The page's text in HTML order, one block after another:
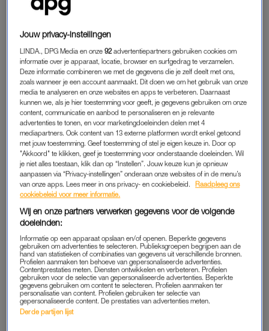
BODYCAMS
Vorig jaar werd er al een proef gedaan, nu worden de
bodycamsin veertig Dirk-supermarkten ingezet.
Supermarktmedewerkers krijgen te vaak te maken met
dreigende situaties. Volgens Huizing zullen de camera’s
incidenten voorkomen. Medewerkers kunnen de bodycam
aanzetten wanneer er sprake is van een dreigende situatie. De
bodycam neemt zowel beeld als geluid op. Indien nodig kan
dit worden doorgespeeld naar de politie.
Aan de buitenkant zit een scherm. Hierop zien de gefilmde
personen zichzelf direct terug. Mensen realiseren zich hun
door het te zien, aldus Dirk. Daarom zou dit type bodycam
meer incidenten voorkomen dan met een standaard variant.
Wanneer een klant wordt opgenomen, zal de
winkelmedewerker dit aangeven.
Meer agressie in
Jouw privacy-instellingen
LINDA., DPG Media en onze92 advertentiepartners gebruiken cookies om
informatie over je apparaat, locatie, browser en surfgedrag te verzamelen.
Deze informatie combineren we met de gegevens die je zelf deelt met ons,
zoals wanneer je een account aanmaakt. Dit doen we om het gebruik van onze
media te analyseren en onze websites en apps te verbeteren. Daarnaast
kunnen we, als je hier toestemming voor geeft, je gegevens gebruiken om onze
content, communicatie en aanbod te personaliseren en je relevante
advertenties te tonen, en voor marketingdoeleinden delen met 4
mediapartners. Ook content van 13 externe platformen wordt enkel getoond
met jouw toestemming. Geef toestemming of stel je eigen keuze in. Door op
"Akkoord" te klikken, geef je toestemming voor onderstaande doeleinden. Wil
je niet alles toestaan, klik dan op “Instellen”. Jouw keuze kun je opnieuw
aanpassen via “Privacy-instellingen” onderaan onze websites of in de menu’s
van onze apps. Lees meer in ons privacy- en cookiebeleid.
Raadpleeg ons
cookiebeleid voor meer informatie.
Wij en onze partners verwerken gegevens voor de volgende
doeleinden:
Informatie op een apparaat opslaan en/of openen. Beperkte gegevens
gebruiken om advertenties te selecteren. Publieksgroepen begrijpen aan de
hand van statistieken of combinaties van gegevens uit verschillende bronnen.
Profielen aanmaken ten behoeve van gepersonaliseerde advertenties.
Contentprestaties meten. Diensten ontwikkelen en verbeteren. Profielen
gebruiken voor de selectie van gepersonaliseerde advertenties. Beperkte
gegevens gebruiken om content te selecteren. Profielen aanmaken ter
personalisatie van content. Profielen gebruiken ter selectie van
gepersonaliseerde content. De prestaties van advertenties meten.
Derde partijen lijst